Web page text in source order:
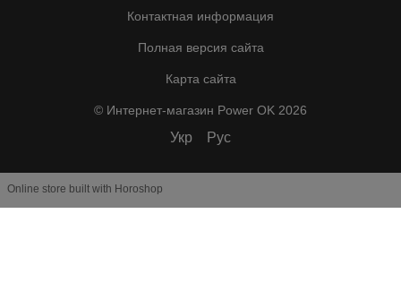
Контактная информация
Полная версия сайта
Карта сайта
© Интернет-магазин Power OK 2026
Укр Рус
Online store built with Horoshop